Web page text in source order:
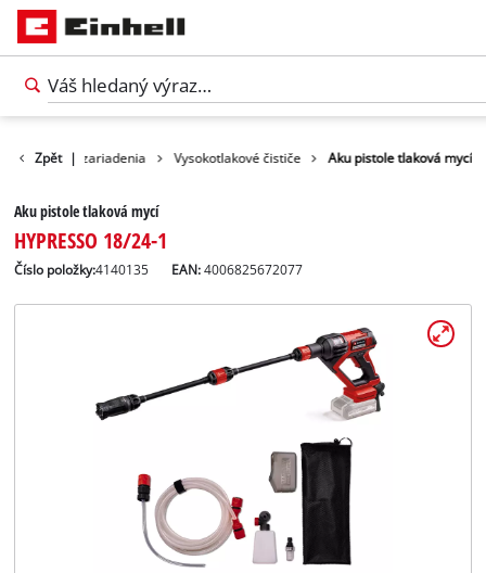
Zpět |
Čistiace zariadenia Vysokotlakové čističe Aku pistole tlaková mycí
Aku pistole tlaková mycí
HYPRESSO 18/24-1
Číslo položky:4140135 EAN:4006825672077